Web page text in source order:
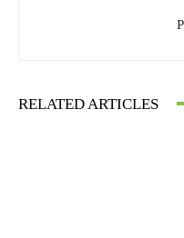
RELATED ARTICLES